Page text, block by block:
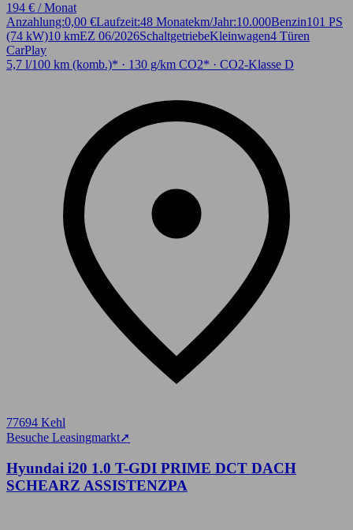
194 € / Monat
Anzahlung:0,00 €Laufzeit:48 Monatekm/Jahr:10.000Benzin101 PS
(74 kW)10 kmEZ 06/2026SchaltgetriebeKleinwagen4 Türen
CarPlay
5,7 l/100 km (komb.)* · 130 g/km CO2* · CO2-Klasse D
77694 Kehl
Besuche Leasingmarkt➚
Hyundai i20 1.0 T-GDI PRIME DCT DACH
SCHEARZ ASSISTENZPA